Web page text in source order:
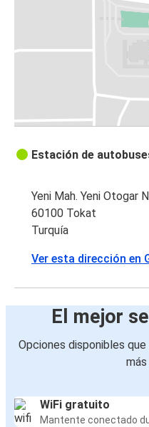
Estación de
Yeni Mah. Yeni Otogar
60100 Tokat
Turquía
Ver esta dirección en
El mejor
Opciones disponibles
WiFi gratuito
Mantente conectado